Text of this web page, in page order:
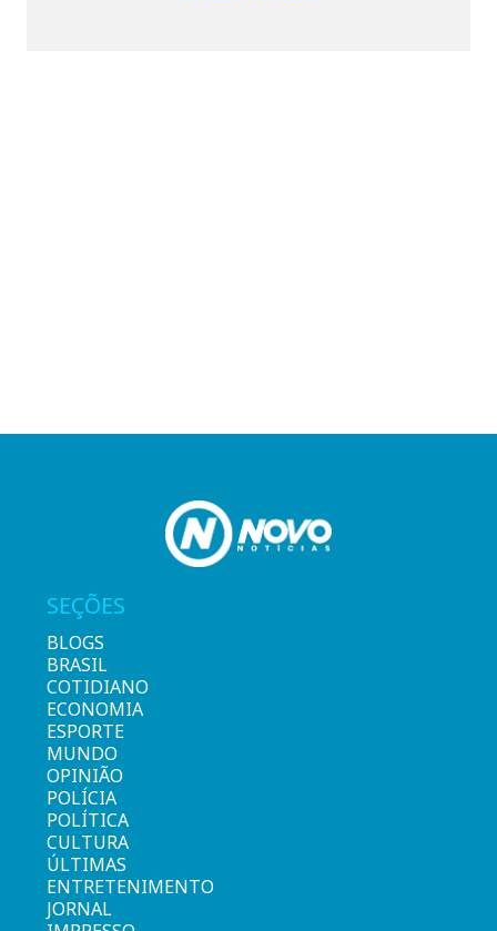
SEÇÕES
BLOGS
BRASIL
COTIDIANO
ECONOMIA
ESPORTE
MUNDO
OPINIÃO
POLÍCIA
POLÍTICA
CULTURA
ÚLTIMAS
ENTRETENIMENTO
JORNAL